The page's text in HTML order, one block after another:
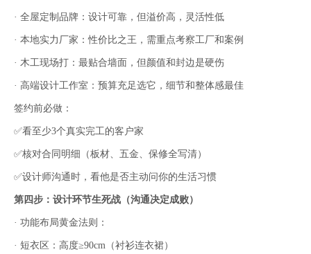
· 全屋定制品牌：设计可靠，但溢价高，灵活性低
· 本地实力厂家：性价比之王，需重点考察工厂和案例
· 木工现场打：最贴合墙面，但颜值和封边是硬伤
· 高端设计工作室：预算充足选它，细节和整体感最佳
签约前必做：
✅看至少3个真实完工的客户家
✅核对合同明细（板材、五金、保修全写清）
✅设计师沟通时，看他是否主动问你的生活习惯
第四步：设计环节生死战（沟通决定成败）
· 功能布局黄金法则：
· 短衣区：高度≥90cm（衬衫连衣裙）